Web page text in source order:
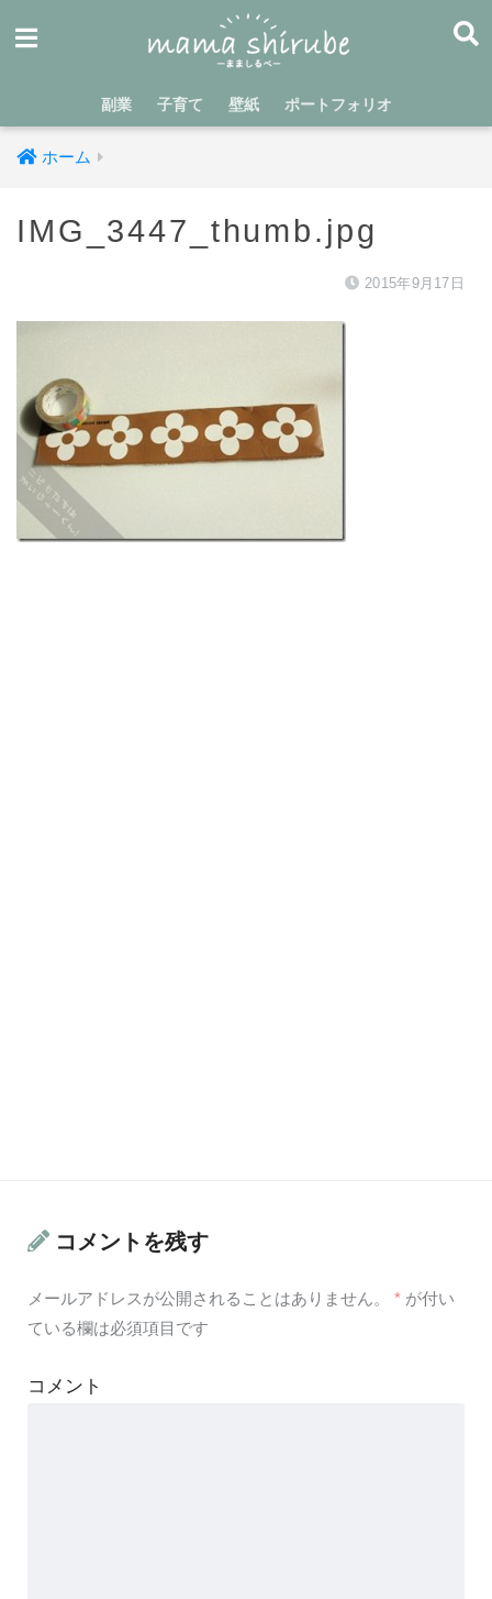
副業 子育て 壁紙 ポートフォリオ
ホーム
IMG_3447_thumb.jpg
2015年9月17日
コメントを残す
メールアドレスが公開されることはありません。 * が付い
ている欄は必須項目です
コメント